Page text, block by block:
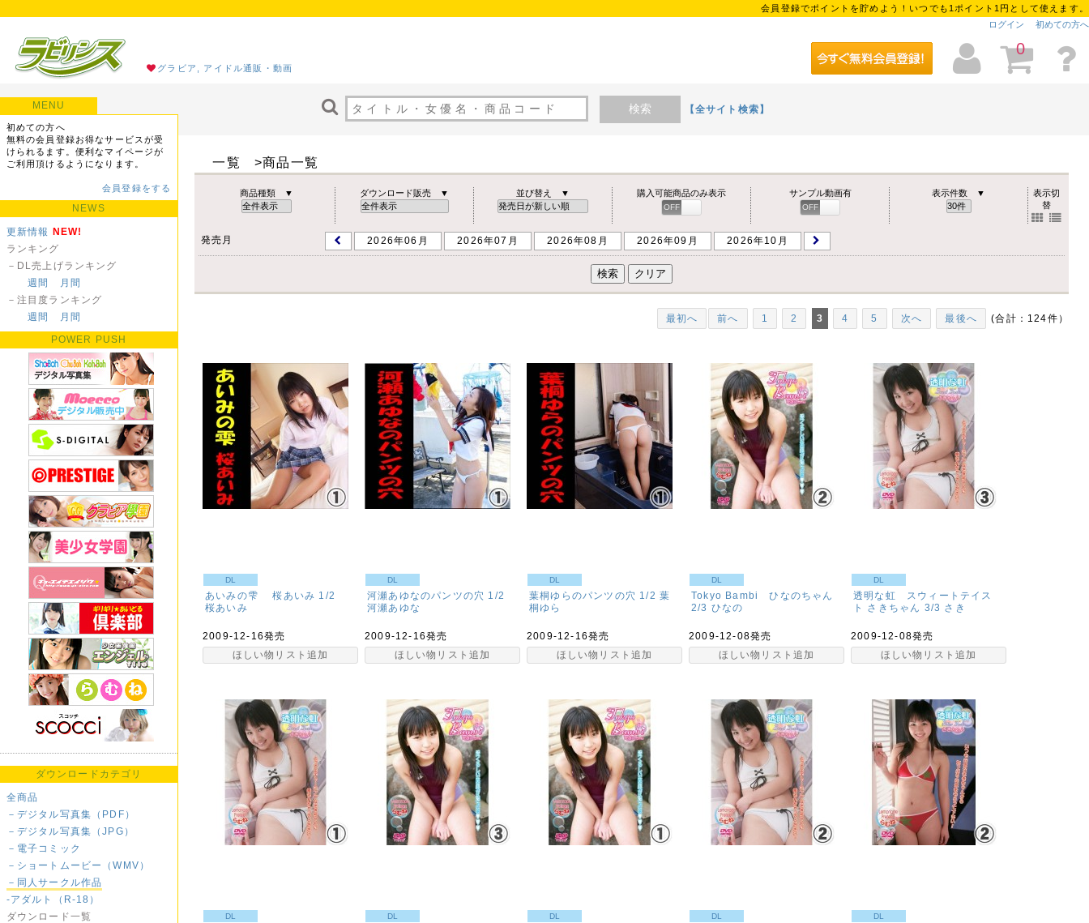
会員登録でポイントを貯めよう！いつでも1ポイント1円として使えます。
ログイン
初めての方へ
グラビア, アイドル通販・動画
0
検索 【全サイト検索】
MENU
初めての方へ
無料の会員登録お得なサービスが受
けられるます。便利なマイページが
ご利用頂けるようになります。
会員登録をする
NEWS
更新情報 NEW!
ランキング
－DL売上げランキング
週間
月間
－注目度ランキング
週間
月間
POWER PUSH
ダウンロードカテゴリ
全商品
－デジタル写真集（PDF）
－デジタル写真集（JPG）
－電子コミック
－ショートムービー（WMV）
－同人サークル作品
-アダルト（R-18）
ダウンロード一覧
一覧 >商品一覧
商品種類 ▼ ダウンロード販売 ▼ 並び替え ▼ 購入可能商品のみ表示
OFF
サンプル動画有
OFF
表示件数 ▼
表示切
替
発売月 2026年06月 2026年07月 2026年08月 2026年09月 2026年10月
最初へ 前へ 1 2 3 4 5 次へ 最後へ (合計：124件）
DL
あいみの雫 桜あいみ 1/2
桜あいみ
2009-12-16発売
ほしい物リスト追加
DL
河瀬あゆなのパンツの穴 1/2
河瀬あゆな
2009-12-16発売
ほしい物リスト追加
DL
葉桐ゆらのパンツの穴 1/2 葉
桐ゆら
2009-12-16発売
ほしい物リスト追加
DL
Tokyo Bambi ひなのちゃん
2/3 ひなの
2009-12-08発売
ほしい物リスト追加
DL
透明な虹 スウィートテイス
ト さきちゃん 3/3 さき
2009-12-08発売
ほしい物リスト追加
DL DL DL DL DL